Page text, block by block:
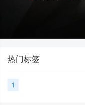
热门标签
1